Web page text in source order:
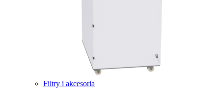
Filtry i akcesoria